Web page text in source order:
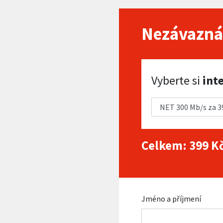
Vyberte si internet
Vyberte si
Celkem: 399
Jméno a příjmení